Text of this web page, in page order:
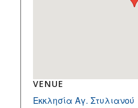
VENUE
Εκκλησία Αγ. Στυλιανού